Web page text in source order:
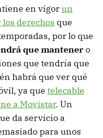
en vigorun
derechos que
por lo que
que mantenero
que tendría que
habrá que ver qué
ya que telecable
a Movistar. Un
da servicio a
para unos